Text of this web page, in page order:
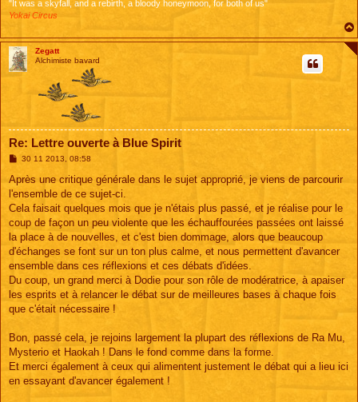
"It was a skyfall, and a rebirth, a bloody honeymoon, for both of us"
Yokai Circus
Zegatt
Alchimiste bavard
Re: Lettre ouverte à Blue Spirit
M
s
a
g
30 11 2013, 08:58
Après une critique générale dans le sujet approprié, je viens de parcourir
l'ensemble de ce sujet-ci.
Cela faisait quelques mois que je n'étais plus passé, et je réalise pour le
coup de façon un peu violente que les échauffourées passées ont laissé
la place à de nouvelles, et c'est bien dommage, alors que beaucoup
d'échanges se font sur un ton plus calme, et nous permettent d'avancer
ensemble dans ces réflexions et ces débats d'idées.
Du coup, un grand merci à Dodie pour son rôle de modératrice, à apaiser
les esprits et à relancer le débat sur de meilleures bases à chaque fois
que c'était nécessaire !
Bon, passé cela, je rejoins largement la plupart des réflexions de Ra Mu,
Mysterio et Haokah ! Dans le fond comme dans la forme.
Et merci également à ceux qui alimentent justement le débat qui a lieu ici
en essayant d'avancer également !